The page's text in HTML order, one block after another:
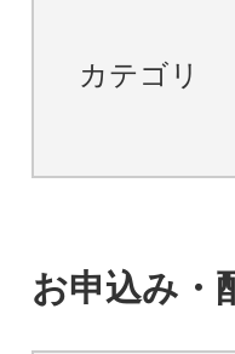
カテゴリ
お申込み・